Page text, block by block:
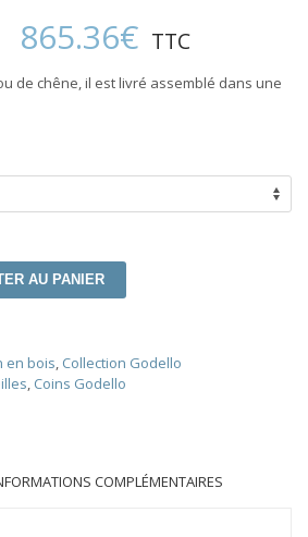
865.36€ Plage
de
prix :
487.32€
TTC
de chêne, il est livré assemblé dans une
AU PANIER
en bois, Collection Godello
, Coins Godello
COMPLÉMENTAIRES